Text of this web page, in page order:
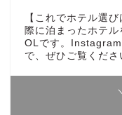
【これでホテル選
際に泊まったホテ
OLです。
で、ぜひご覧くださ